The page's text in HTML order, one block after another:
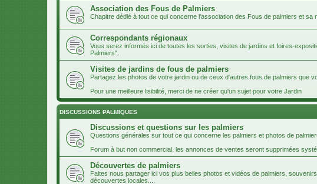
Association des Fous de Palmiers
Chapitre dédié à tout ce qui concerne l'association des Fous de palmiers et sa
Correspondants régionaux
Vous serez informés ici de toutes les sorties, visites de jardins et foires-
Palmiers".
Visites de jardins de fous de palmiers
Partagez les photos de votre jardin ou de ceux d'autres fous de palmiers que
Pour une meilleure lisibilité, merci de ne créer qu'un sujet pour votre Jardin
DISCUSSIONS PALMIQUES
Discussions et questions sur les palmiers
Questions générales sur tout ce qui concerne les palmiers et photos de
Forum à but non commercial, les annonces de ventes seront supprimées
Découvertes de palmiers
Faites nous partager ici vos plus belles photos et vidéos de palmiers,
découvertes locales....